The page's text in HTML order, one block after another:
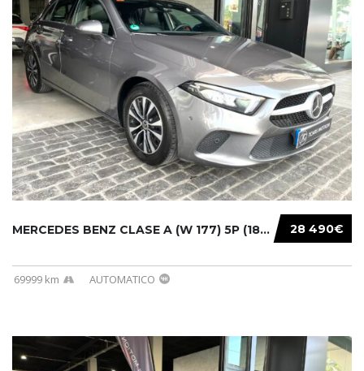
28 490€
MERCEDES BENZ CLASE A (W 177) 5P (18-) 2020....
69999 km AUTOMATICO